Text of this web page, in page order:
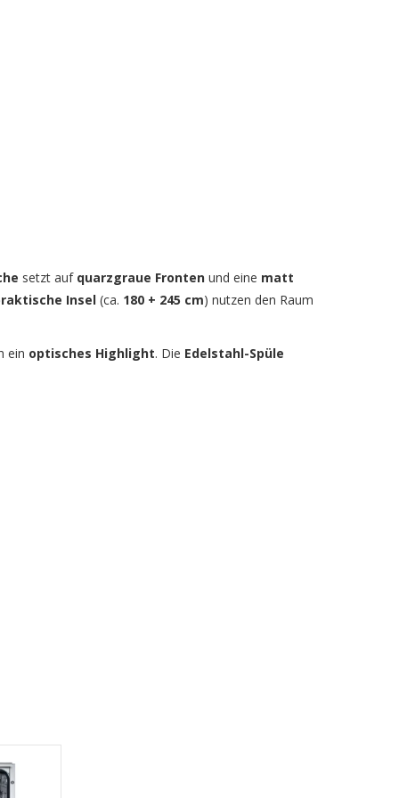
setzt auf quarzgraue Fronten und eine matt
Insel (ca. 180 + 245 cm) nutzen den Raum
ein optisches Highlight. Die Edelstahl-Spüle